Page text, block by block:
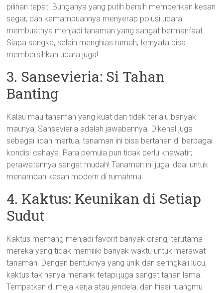
pilihan tepat. Bunganya yang putih bersih memberikan kesan
segar, dan kemampuannya menyerap polusi udara
membuatnya menjadi tanaman yang sangat bermanfaat.
Siapa sangka, selain menghias rumah, ternyata bisa
membersihkan udara juga!
3. Sansevieria: Si Tahan
Banting
Kalau mau tanaman yang kuat dan tidak terlalu banyak
maunya, Sansevieria adalah jawabannya. Dikenal juga
sebagai lidah mertua, tanaman ini bisa bertahan di berbagai
kondisi cahaya. Para pemula pun tidak perlu khawatir;
perawatannya sangat mudah! Tanaman ini juga ideal untuk
menambah kesan modern di rumahmu.
4. Kaktus: Keunikan di Setiap
Sudut
Kaktus memang menjadi favorit banyak orang, terutama
mereka yang tidak memiliki banyak waktu untuk merawat
tanaman. Dengan bentuknya yang unik dan seringkali lucu,
kaktus tak hanya menarik tetapi juga sangat tahan lama.
Tempatkan di meja kerja atau jendela, dan hiasi ruangmu